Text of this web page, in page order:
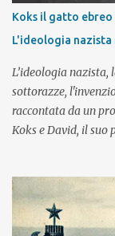
tentativo di
assolvere al meglio
memoria non sono
cosa si deve ...
Koks il gatto ebreo
L'ideologia
L’ideologia nazista,
sottorazze,
raccontata da un
Koks e David, il suo
giorno e portano le
emigrare, lasciando
patria. Adatto alla